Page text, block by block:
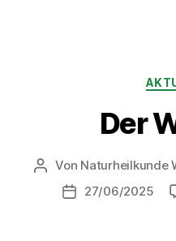
Der
Von Naturheilkunde
27/06/2025